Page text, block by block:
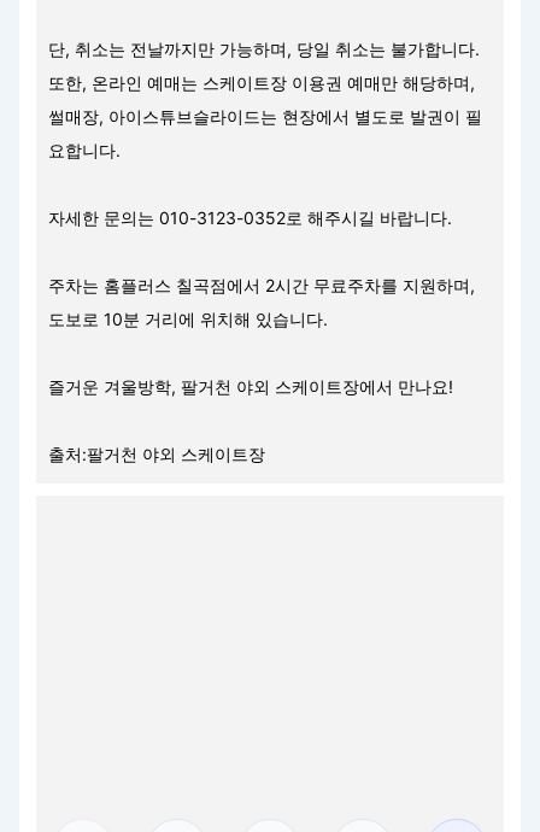
단, 취소는 전날까지만 가능하며, 당일 취소는 불가합니다.
또한, 온라인 예매는 스케이트장 이용권 예매만 해당하며,
썰매장, 아이스튜브슬라이드는 현장에서 별도로 발권이 필
요합니다.
자세한 문의는 010-3123-0352로 해주시길 바랍니다.
주차는 홈플러스 칠곡점에서 2시간 무료주차를 지원하며,
도보로 10분 거리에 위치해 있습니다.
즐거운 겨울방학, 팔거천 야외 스케이트장에서 만나요!
출처:팔거천 야외 스케이트장